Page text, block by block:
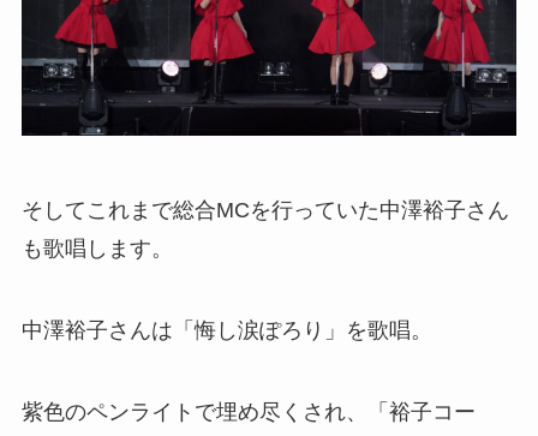
そしてこれまで総合MCを行っていた中澤裕子さん
も歌唱します。
中澤裕子さんは「悔し涙ぽろり」を歌唱。
紫色のペンライトで埋め尽くされ、「裕子コー